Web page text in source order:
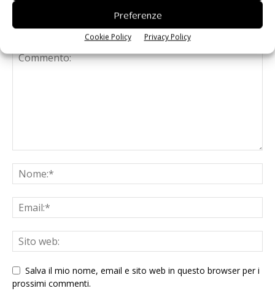
Preferenze
Cookie Policy Privacy Policy
Salva il mio nome, email e sito web in questo browser per i
prossimi commenti.